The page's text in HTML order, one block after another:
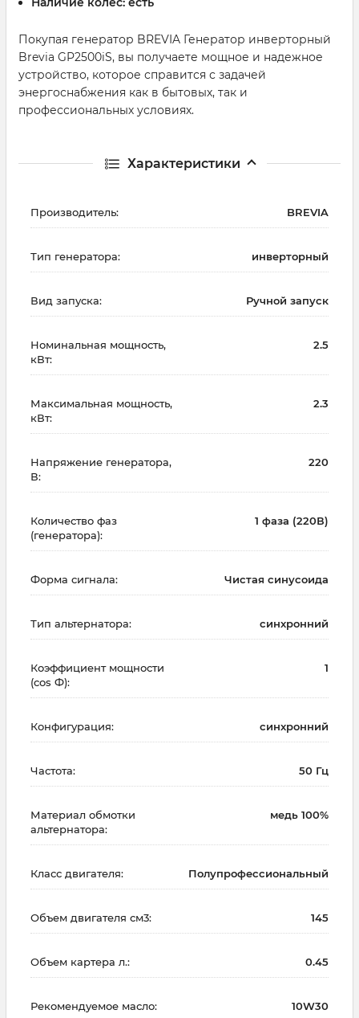
Покупая генератор BREVIA Генератор инверторный
Brevia GP2500iS, вы получаете мощное и надежное
устройство, которое справится с задачей
энергоснабжения как в бытовых, так и
профессиональных условиях.
Характеристики
Производитель: BREVIA
Тип генератора: инверторный
Вид запуска: Ручной запуск
Номинальная мощность,
кВт:
2.5
Максимальная мощность,
кВт:
2.3
Напряжение генератора,
В:
220
Количество фаз
(генератора):
1 фаза (220В)
Форма сигнала: Чистая синусоида
Тип альтернатора: синхронний
Коэффициент мощности
(cos Ф):
1
Конфигурация: синхронний
Частота: 50 Гц
Материал обмотки
альтернатора:
медь 100%
Класс двигателя: Полупрофессиональный
Объем двигателя см3: 145
Объем картера л.: 0.45
Рекомендуемое масло: 10W30